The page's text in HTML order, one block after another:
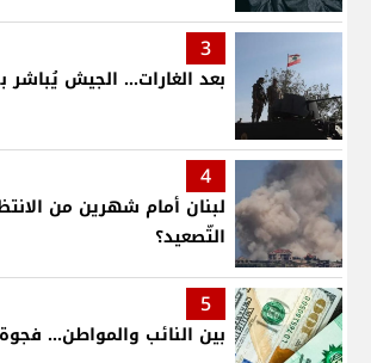
3
بعد الغارات... الجيش يُباشر
4
لبنان أمام شهرين من
التّصعيد؟
5
بين النائب والمواطن...